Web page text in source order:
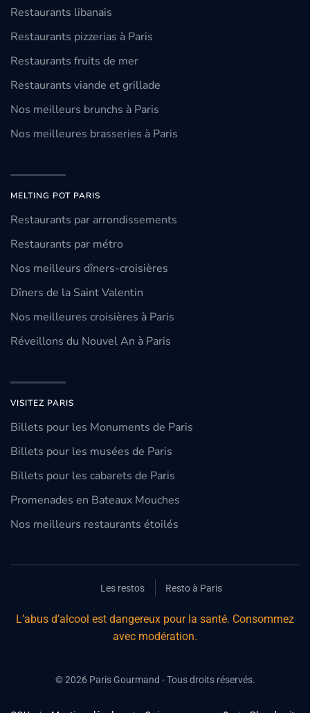
Restaurants libanais
Restaurants pizzerias à Paris
Restaurants fruits de mer
Restaurants viande et grillade
Nos meilleurs brunchs à Paris
Nos meilleures brasseries à Paris
MELTING POT PARIS
Restaurants par arrondissements
Restaurants par métro
Nos meilleurs dîners-croisières
Dîners de la Saint Valentin
Nos meilleures croisières à Paris
Réveillons du Nouvel An à Paris
VISITEZ PARIS
Billets pour les Monuments de Paris
Billets pour les musées de Paris
Billets pour les cabarets de Paris
Promenades en Bateaux Mouches
Nos meilleurs restaurants étoilés
Les restos Resto à Paris
L’abus d’alcool est dangereux pour la santé. Consommez
avec modération.
©2026Paris Gourmand - Tous droits réservés.